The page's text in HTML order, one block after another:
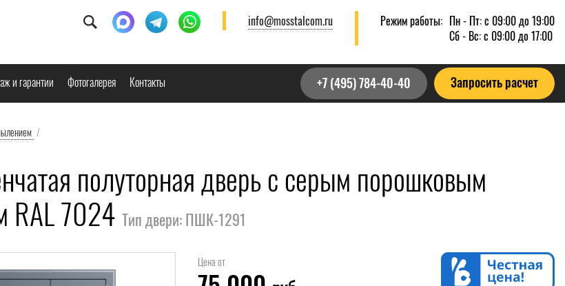
info@mosstalcom.ru Режим работы: Пн - Пт: с 09:00 до 19:00
Сб - Вс: с 09:00 до 17:00
и гарантии Фотогалерея Контакты +7 (495) 784-40-40 Запросить расчет
/
полуторная дверь с серым порошковым
RAL 7024 Тип двери: ПШК-1291
Цена от